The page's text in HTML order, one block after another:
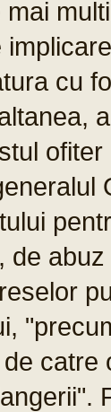
mai
cu
de
catre